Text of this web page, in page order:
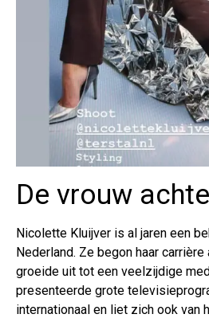
De vrouw
Nicolette Kluijver is al jaren een
Nederland. Ze begon haar
groeide uit tot een veelzijdige
presenteerde grote
internationaal en liet zich ook van